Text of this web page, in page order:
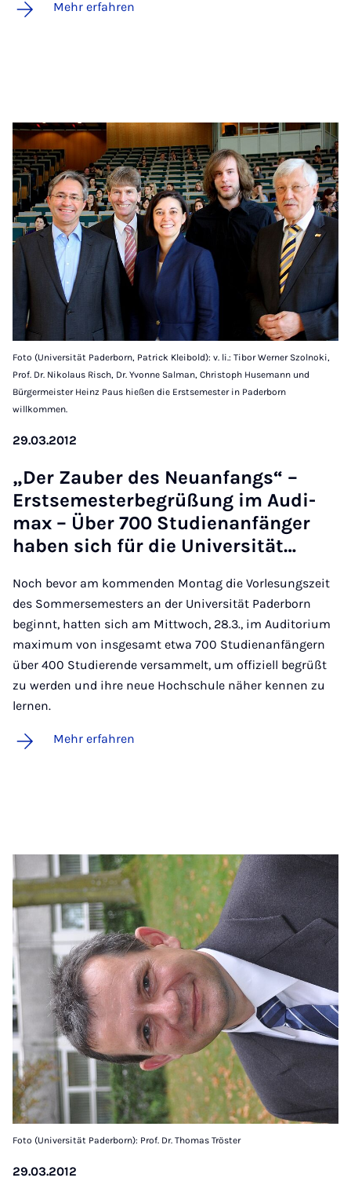
Mehr erfahren
Foto (Universität Paderborn, Patrick Kleibold): v. li.: Tibor Werner Szolnoki,
Prof. Dr. Nikolaus Risch, Dr. Yvonne Salman, Christoph Husemann und
Bürgermeister Heinz Paus hießen die Erstsemester in Paderborn
willkommen.
29.03.2012
„Der Zau­ber des Neu­an­fangs“ –
Erst­se­mes­ter­be­grü­ßung im Au­di­
max – Über 700 Stu­di­e­n­an­fän­ger
ha­ben sich für die Uni­ver­si­tät…
Noch bevor am kommenden Montag die Vorlesungszeit
des Sommersemesters an der Universität Paderborn
beginnt, hatten sich am Mittwoch, 28.3., im Auditorium
maximum von insgesamt etwa 700 Studienanfängern
über 400 Studierende versammelt, um offiziell begrüßt
zu werden und ihre neue Hochschule näher kennen zu
lernen.
Mehr erfahren
Foto (Universität Paderborn): Prof. Dr. Thomas Tröster
29.03.2012